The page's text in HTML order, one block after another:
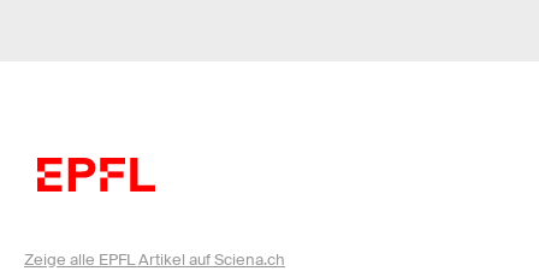
Zeige alle EPFL Artikel auf Sciena.ch